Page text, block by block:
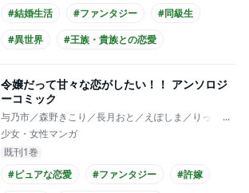
#結婚生活
#ファンタジー
#同級生
#異世界
#王族・貴族との恋愛
令嬢だって甘々な恋がしたい！！ アンソロジ
ーコミック
与乃市／森野きこり／長月おと／えぽしま／りったん／
...
少女・女性マンガ
既刊1巻
#ピュアな恋愛
#ファンタジー
#許嫁